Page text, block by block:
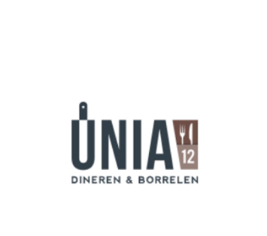
juli 16, 2020
Unia 12 – Dineren en Borrelen